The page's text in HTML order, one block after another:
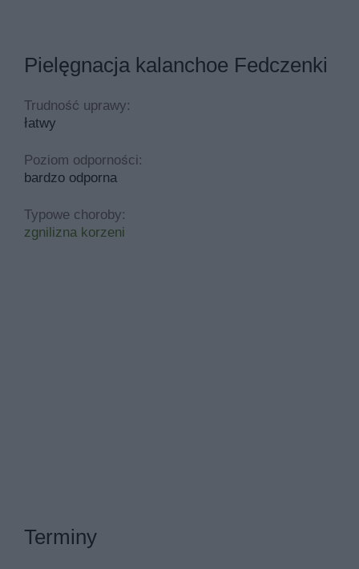
Pielęgnacja kalanchoe Fedczenki
Trudność uprawy:
łatwy
Poziom odporności:
bardzo odporna
Typowe choroby:
zgnilizna korzeni
Terminy